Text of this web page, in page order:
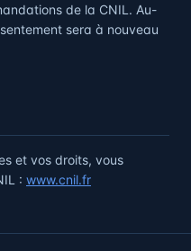
de la CNIL. Au-
sera à nouveau
et vos droits, vous
: www.cnil.fr